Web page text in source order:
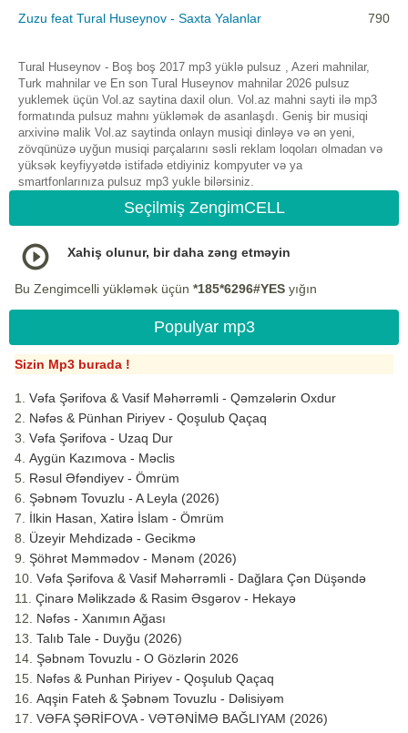
Zuzu feat Tural Huseynov - Saxta Yalanlar
790
Tural Huseynov - Boş boş 2017 mp3 yüklə pulsuz , Azeri mahnilar,
Turk mahnilar ve En son Tural Huseynov mahnilar 2026 pulsuz
yuklemek üçün Vol.az saytina daxil olun. Vol.az mahni sayti ilə mp3
formatında pulsuz mahnı yükləmək də asanlaşdı. Geniş bir musiqi
arxivinə malik Vol.az saytinda onlayn musiqi dinləyə və ən yeni,
zövqünüzə uyğun musiqi parçalarını səsli reklam loqoları olmadan və
yüksək keyfiyyətdə istifadə etdiyiniz kompyuter və ya
smartfonlarınıza pulsuz mp3 yukle bilərsiniz.
Seçilmiş ZengimCELL
Xahiş olunur, bir daha zəng etməyin
Bu Zengimcelli yükləmək üçün *185*6296#YES yığın
Populyar mp3
Sizin Mp3 burada !
Vəfa Şərifova & Vasif Məhərrəmli - Qəmzələrin Oxdur
Nəfəs & Pünhan Piriyev - Qoşulub Qaçaq
Vəfa Şərifova - Uzaq Dur
Aygün Kazımova - Məclis
Rəsul Əfəndiyev - Ömrüm
Şəbnəm Tovuzlu - A Leyla (2026)
İlkin Hasan, Xatirə İslam - Ömrüm
Üzeyir Mehdizadə - Gecikmə
Şöhrət Məmmədov - Mənəm (2026)
Vəfa Şərifova & Vasif Məhərrəmli - Dağlara Çən Düşəndə
Çinarə Məlikzadə & Rasim Əsgərov - Hekayə
Nəfəs - Xanımın Ağası
Talıb Tale - Duyğu (2026)
Şəbnəm Tovuzlu - O Gözlərin 2026
Nəfəs & Punhan Piriyev - Qoşulub Qaçaq
Aqşin Fateh & Şəbnəm Tovuzlu - Dəlisiyəm
VƏFA ŞƏRİFOVA - VƏTƏNİMƏ BAĞLIYAM (2026)